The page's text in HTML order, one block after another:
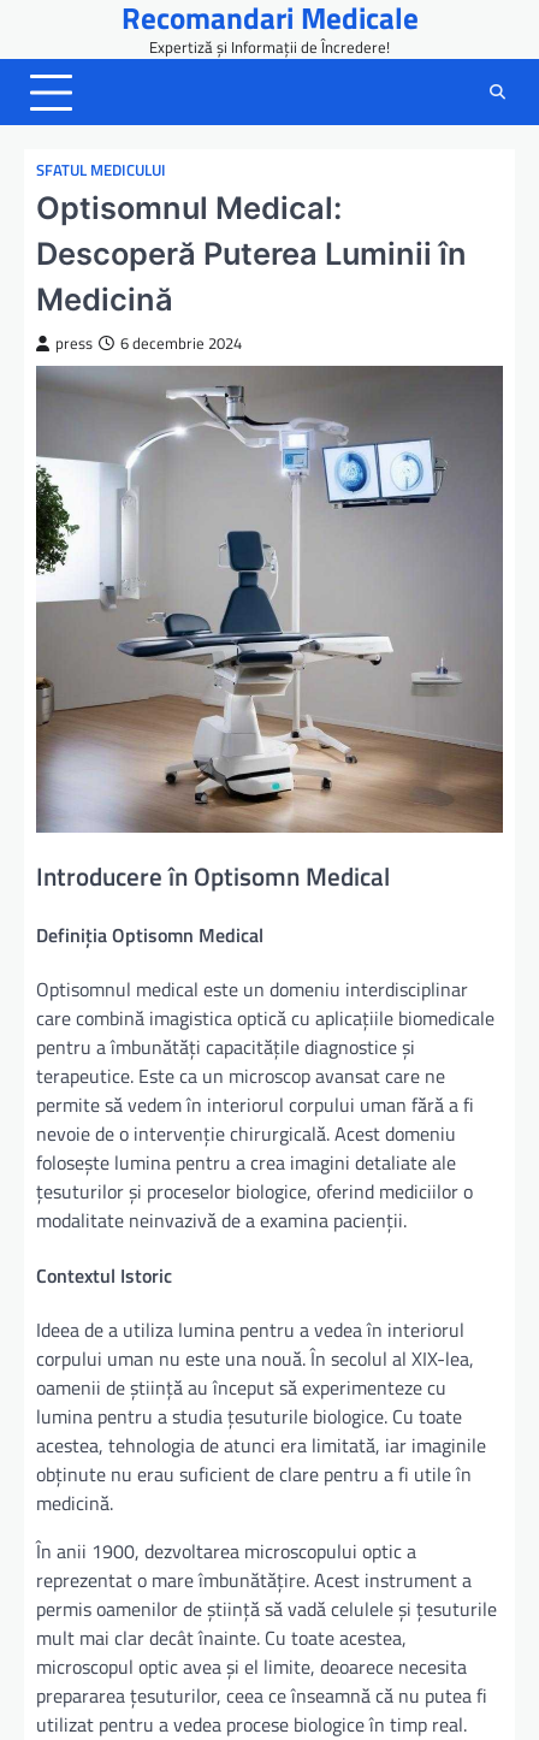
content
Recomandari Medicale
Expertiză și Informații de Încredere!
SFATUL MEDICULUI
Optisomnul Medical:
Descoperă Puterea Luminii în
Medicină
press 6 decembrie 2024
Introducere în Optisomn Medical
Definiția Optisomn Medical
Optisomnul medical este un domeniu interdisciplinar
care combină imagistica optică cu aplicațiile biomedicale
pentru a îmbunătăți capacitățile diagnostice și
terapeutice. Este ca un microscop avansat care ne
permite să vedem în interiorul corpului uman fără a fi
nevoie de o intervenție chirurgicală. Acest domeniu
folosește lumina pentru a crea imagini detaliate ale
țesuturilor și proceselor biologice, oferind mediciilor o
modalitate neinvazivă de a examina pacienții.
Contextul Istoric
Ideea de a utiliza lumina pentru a vedea în interiorul
corpului uman nu este una nouă. În secolul al XIX-lea,
oamenii de știință au început să experimenteze cu
lumina pentru a studia țesuturile biologice. Cu toate
acestea, tehnologia de atunci era limitată, iar imaginile
obținute nu erau suficient de clare pentru a fi utile în
medicină.
În anii 1900, dezvoltarea microscopului optic a
reprezentat o mare îmbunătățire. Acest instrument a
permis oamenilor de știință să vadă celulele și țesuturile
mult mai clar decât înainte. Cu toate acestea,
microscopul optic avea și el limite, deoarece necesita
prepararea țesuturilor, ceea ce înseamnă că nu putea fi
utilizat pentru a vedea procese biologice în timp real.